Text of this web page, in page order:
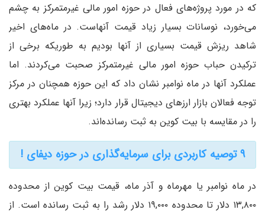
که در مورد پروژه‌های فعال در حوزه امور مالی غیرمتمرکز به چشم
می‌خورد، نوسانات بسیار زیاد قیمت آنهاست. در ماه‌های اخیر
شاهد ریزش قیمت بسیاری از آنها بودیم به طوریکه برخی از
ترکیدن حباب حوزه امور مالی غیرمتمرکز صحبت می‌کردند. اما
عملکرد آنها در ماه نوامبر نشان داد که این حوزه همچنان در مرکز
توجه فعالان بازار ارزهای دیجیتال قرار دارد؛ زیرا آنها عملکرد بهتری
را در مقایسه با بیت کوین به ثبت رسانده‌اند.
۹ توصیه کاربردی برای سرمایه‌گذاری در حوزه دیفای !
در ماه نوامبر یا مهرماه و آذر ماه، قیمت بیت کوین از محدوده
۱۳,۸۰۰ دلار تا محدوده ۱۹,۰۰۰ دلار رشد را به ثبت رسانده است. از